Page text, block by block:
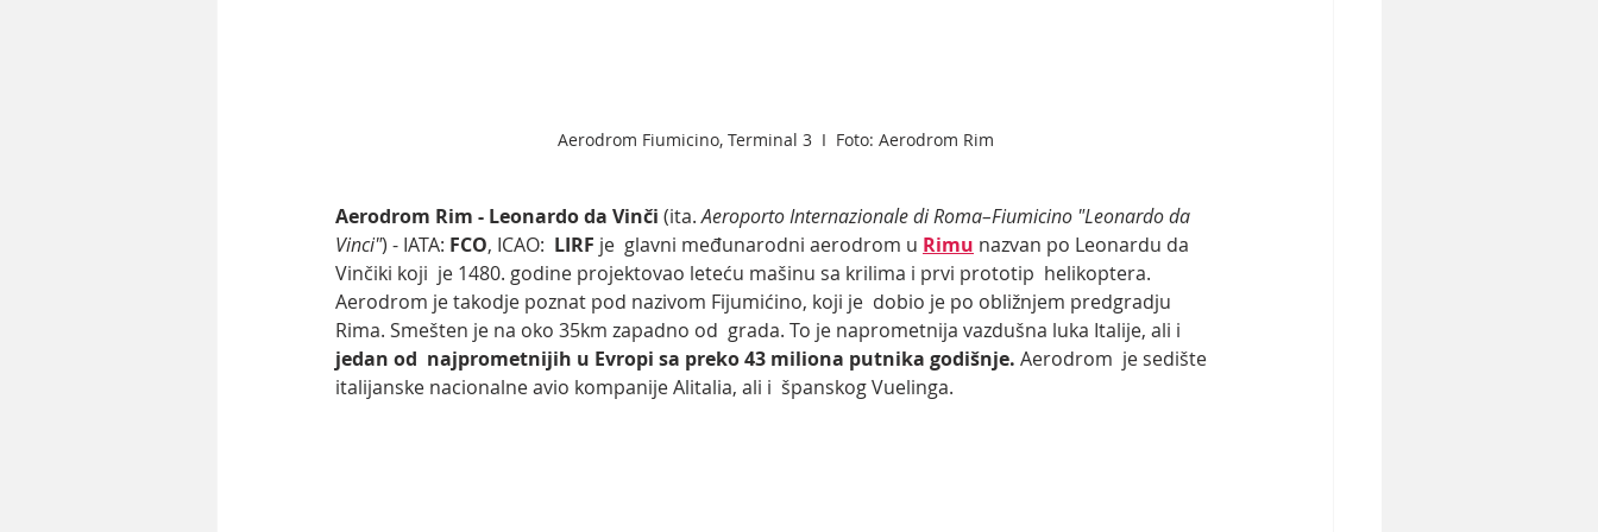
Aerodrom Fiumicino, Terminal 3  I  Foto: Aerodrom Rim
Aerodrom Rim - Leonardo da Vinči (ita. Aeroporto Internazionale di Roma–Fiumicino "Leonardo da
Vinci") - IATA: FCO, ICAO: LIRF je  glavni međunarodni aerodrom u Rimu nazvan po Leonardu da
Vinčiki koji  je 1480. godine projektovao leteću mašinu sa krilima i prvi prototip  helikoptera.
Aerodrom je takodje poznat pod nazivom Fijumićino, koji je  dobio je po obližnjem predgradju
Rima. Smešten je na oko 35km zapadno od  grada. To je naprometnija vazdušna luka Italije, ali i
jedan od  najprometnijih u Evropi sa preko 43 miliona putnika godišnje. Aerodrom  je sedište
italijanske nacionalne avio kompanije Alitalia, ali i  španskog Vuelinga.